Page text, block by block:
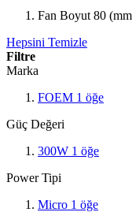
Fan Boyut 80
Hepsini Temizle
Filtre
Marka
FOEM 1 öğe
Güç Değeri
300W 1 öğe
Power Tipi
Micro 1 öğe